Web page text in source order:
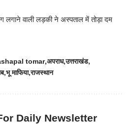
लगाने वाली लड़की ने अस्पताल में तोड़ा दम
tomar अपराध उत्तराखंड
भू माफिया राजस्थान
Daily Newsletter